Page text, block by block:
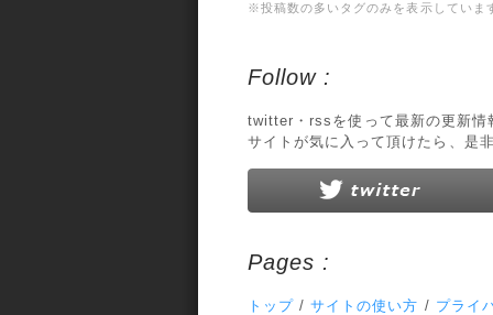
※投稿数の多いタグのみを表示していま
Follow :
twitter・rssを使って最新の更新情
サイトが気に入って頂けたら、是
Pages :
トップ /サイトの使い方 / プライ